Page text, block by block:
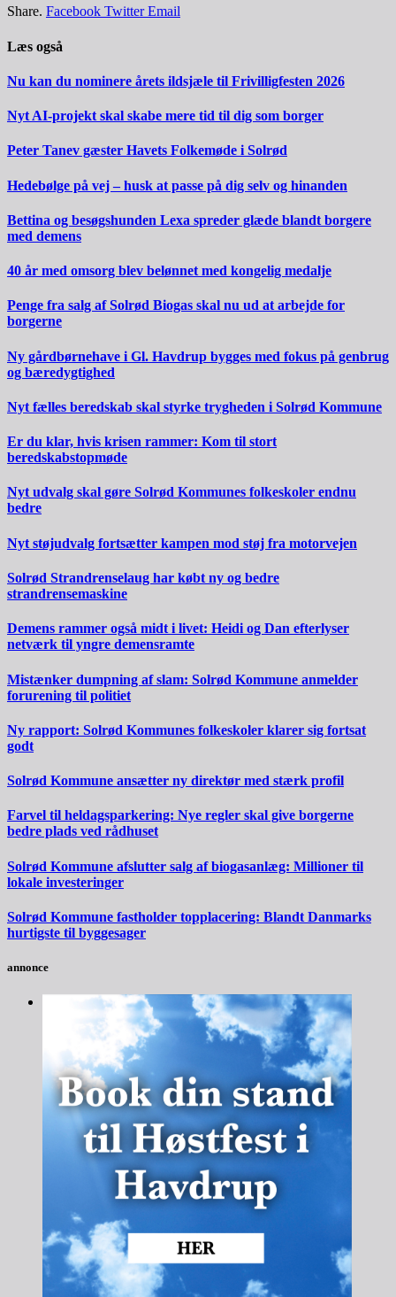
Share. Facebook Twitter Email
Læs også
Nu kan du nominere årets ildsjæle til Frivilligfesten 2026
Nyt AI-projekt skal skabe mere tid til dig som borger
Peter Tanev gæster Havets Folkemøde i Solrød
Hedebølge på vej – husk at passe på dig selv og hinanden
Bettina og besøgshunden Lexa spreder glæde blandt borgere
med demens
40 år med omsorg blev belønnet med kongelig medalje
Penge fra salg af Solrød Biogas skal nu ud at arbejde for
borgerne
Ny gårdbørnehave i Gl. Havdrup bygges med fokus på genbrug
og bæredygtighed
Nyt fælles beredskab skal styrke trygheden i Solrød Kommune
Er du klar, hvis krisen rammer: Kom til stort
beredskabstopmøde
Nyt udvalg skal gøre Solrød Kommunes folkeskoler endnu
bedre
Nyt støjudvalg fortsætter kampen mod støj fra motorvejen
Solrød Strandrenselaug har købt ny og bedre
strandrensemaskine
Demens rammer også midt i livet: Heidi og Dan efterlyser
netværk til yngre demensramte
Mistænker dumpning af slam: Solrød Kommune anmelder
forurening til politiet
Ny rapport: Solrød Kommunes folkeskoler klarer sig fortsat
godt
Solrød Kommune ansætter ny direktør med stærk profil
Farvel til heldagsparkering: Nye regler skal give borgerne
bedre plads ved rådhuset
Solrød Kommune afslutter salg af biogasanlæg: Millioner til
lokale investeringer
Solrød Kommune fastholder topplacering: Blandt Danmarks
hurtigste til byggesager
annonce